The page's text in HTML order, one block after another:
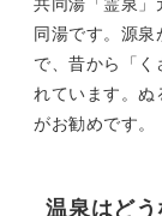
同湯です。源
で、昔から「く
れています。
がお勧めです。
温泉はど